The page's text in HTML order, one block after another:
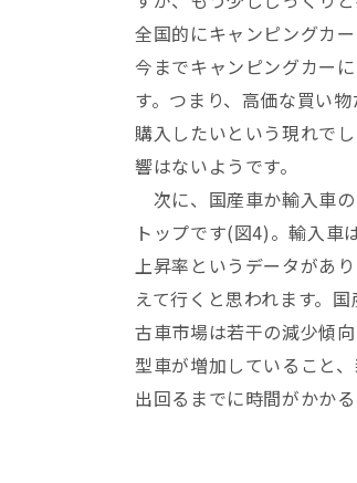
全国的にキャンピングカ
今までキャンピングカー
す。つまり、高価な買い
購入したいという現れで
響はないようです。
次に、国産車か輸入車
トップです(図4)。輸入車
上昇率というデータがあ
えて行くと思われます。
古車市場は若干の減少傾
型車が増加していること
出回るまでに時間がかか